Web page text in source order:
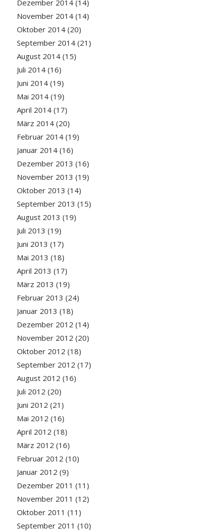
Dezember 2014(14)
November 2014(14)
Oktober 2014(20)
September 2014(21)
August 2014(15)
Juli 2014(16)
Juni 2014(19)
Mai 2014(19)
April 2014(17)
März 2014(20)
Februar 2014(19)
Januar 2014(16)
Dezember 2013 (16)
November 2013 (19)
Oktober 2013 (14)
September 2013 (15)
August 2013 (19)
Juli 2013 (19)
Juni 2013 (17)
Mai 2013 (18)
April 2013 (17)
März 2013 (19)
Februar 2013 (24)
Januar 2013 (18)
Dezember 2012 (14)
November 2012 (20)
Oktober 2012 (18)
September 2012 (17)
August 2012 (16)
Juli 2012 (20)
Juni 2012 (21)
Mai 2012 (16)
April 2012 (18)
März 2012 (16)
Februar 2012 (10)
Januar 2012 (9)
Dezember 2011 (11)
November 2011 (12)
Oktober 2011 (11)
September 2011 (10)